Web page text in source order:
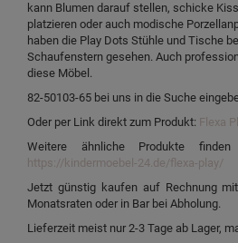
kann Blumen darauf stellen, schicke
platzieren oder auch modische
haben die Play Dots Stühle und Tische
Schaufenstern gesehen. Auch
diese Möbel.
82-50103-65 bei uns in die Suche
Oder per Link direkt zum Produkt: Flexa
Weitere ähnliche Produkte
https://kindermoebel-24.de/flexa-play/
Jetzt günstig kaufen auf Rechnung
Monatsraten oder in Bar bei Abholung.
Lieferzeit meist nur 2-3 Tage ab Lager,